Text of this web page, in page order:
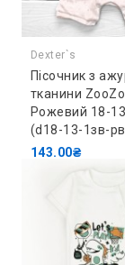
Dexter`s
Пісочник з
тканини
Рожевий 18-
(d18-13-1зв-
143.00₴